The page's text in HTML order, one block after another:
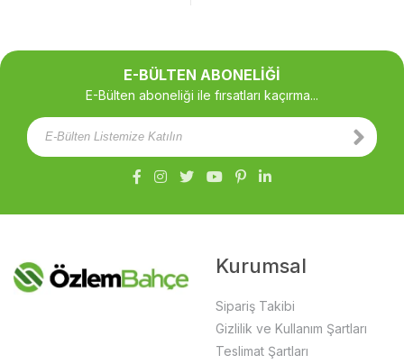
E-BÜLTEN ABONELİĞİ
E-Bülten aboneliği ile fırsatları kaçırma...
Kurumsal
Sipariş Takibi
Gizlilik ve Kullanım Şartları
Teslimat Şartları